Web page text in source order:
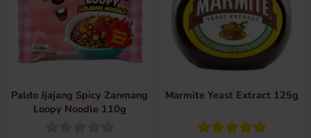
Paldo Jjajang Spicy Zanmang
Loopy Noodle 110g
Marmite Yeast Extract 125g